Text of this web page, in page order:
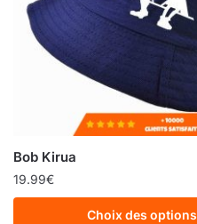
Bob Kirua
19.99€
Choix des options